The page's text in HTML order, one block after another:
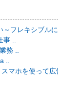
フレキシブルに
..
務 ..
..
マホを使って広